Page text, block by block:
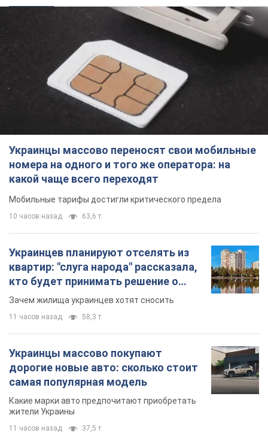
Украинцы массово переносят свои мобильные
номера на одного и того же оператора: на
какой чаще всего переходят
Мобильные тарифы достигли критического предела
63,6 т.
Украинцев планируют отселять из
квартир: "слуга народа" рассказала,
кто будет принимать решение о
сносе домов
Зачем жилища украинцев хотят сносить
11 часов назад 58,3 т.
Украинцы массово покупают
дорогие новые авто: сколько стоит
самая популярная модель
Какие марки авто предпочитают приобретать